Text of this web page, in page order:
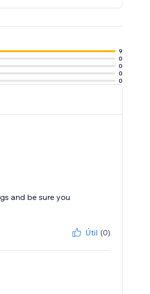
9
0
0
0
0
and be sure you
Útil (0)